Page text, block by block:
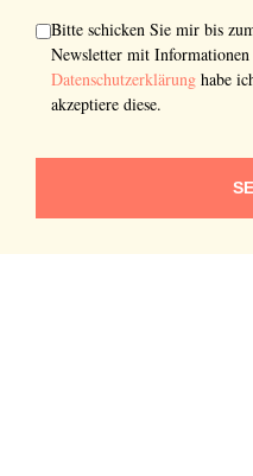
Bitte schicken Sie mir bis
Newsletter mit
Datenschutzerklärung habe
akzeptiere diese.